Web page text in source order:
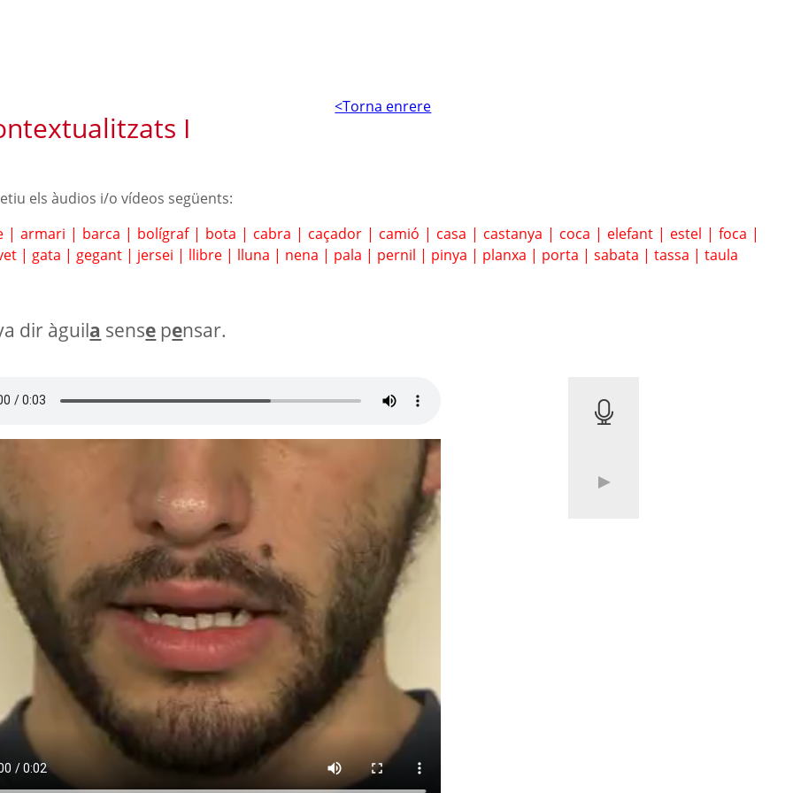
I
<Torna enrere
els àudios i/o vídeos següents:
|armari | barca | bolígraf | bota | cabra | caçador | camió | casa | castanya | coca | elefant | estel |foca |
| gata | gegant | jersei | llibre | lluna | nena | pala | pernil | pinya | planxa | porta |sabata |tassa |taula
dir àguila sense pensar.